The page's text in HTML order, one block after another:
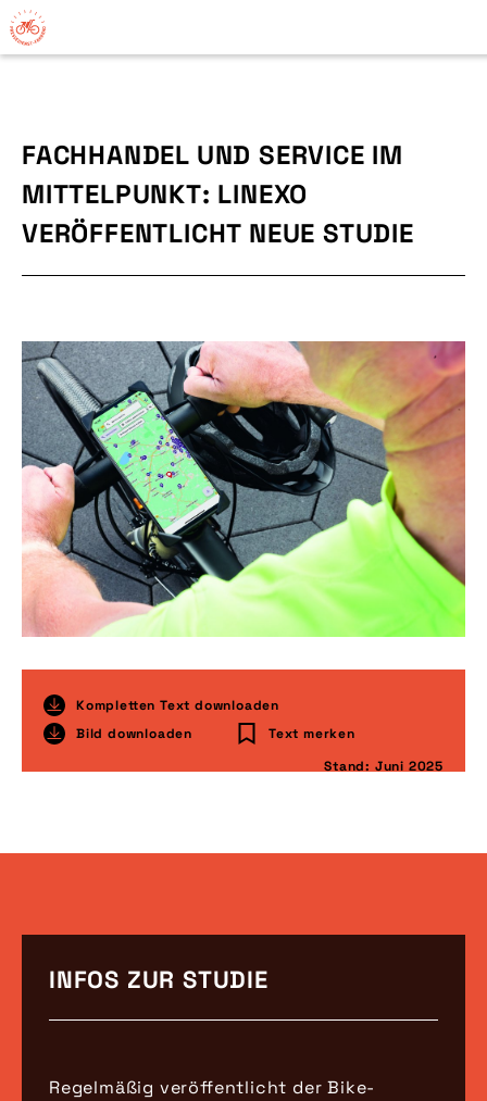
FACHHANDEL UND SERVICE IM
MITTELPUNKT: LINEXO
VERÖFFENTLICHT NEUE STUDIE
Kompletten Text downloaden
Bild downloaden
Text merken
Stand: Juni 2025
INFOS ZUR STUDIE
Regelmäßig veröffentlicht der Bike-